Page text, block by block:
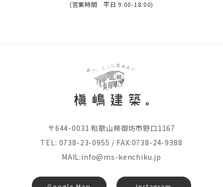
(営業時間 平日 9:00-18:00)
〒644-0031 和歌山県御坊市野口1167
TEL: 0738-23-0955 / FAX:0738-24-9388
MAIL:info@ms-kenchiku.jp